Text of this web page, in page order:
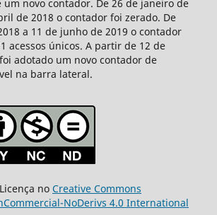
um novo contador. De 26 de janeiro de
de 2018 o contador foi zerado. De
a 11 de junho de 2019 o contador
acessos únicos. A partir de 12 de
adotado um novo contador de
na barra lateral.
no Creative Commons
NoDerivs 4.0 International